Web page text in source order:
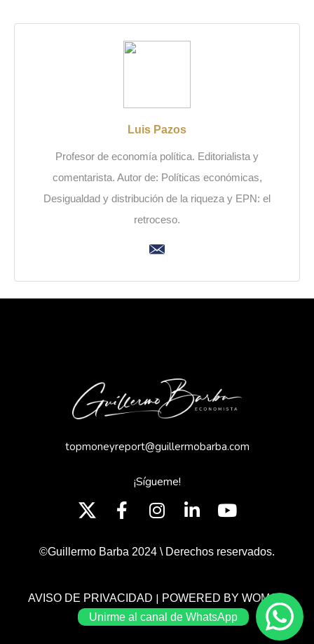
Luis Pazos
Profesor de economía política. Editorialista y
comentarista. Autor de: Políticas económicas,
Desigualdad y distribución de la riqueza y EPN: el
retroceso.
topmoneyreport@guillermobarba.com
¡Sígueme!
©Guillermo Barba 2024 \ Derechos reservados.
AVISO DE PRIVACIDAD | POWERED BY WOMGP
Unirme al canal de WhatsApp